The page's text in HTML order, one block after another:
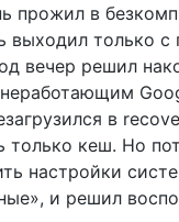
прожил в
выходил только с
вечер решил
в
только кеш. Но
настройки
и решил